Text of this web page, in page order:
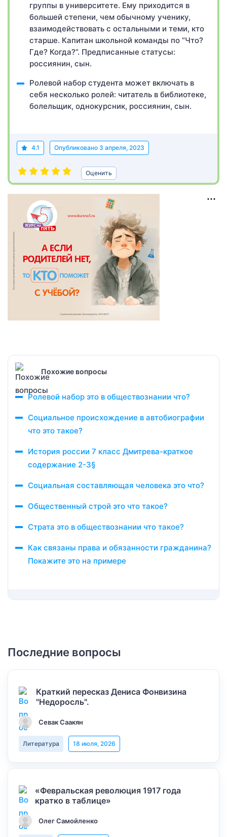
группы в университете. Ему приходится в
большей степени, чем обычному ученику,
взаимодействовать с остальными и теми, кто
старше. Капитан школьной команды по “Что?
Где? Когда?”. Предписанные статусы:
россиянин, сын.
Ролевой набор студента может включать в
себя несколько ролей: читатель в библиотеке,
болельщик, однокурсник, россиянин, сын.
4.1 Опубликовано 3 апреля, 2023
Оценить
Похожие вопросы
Ролевой набор это в обществознании что?
Социальное происхождение в автобиографии
что это такое?
История россии 7 класс Дмитрева-краткое
содержание 2-3§
Социальная составляющая человека это что?
Общественный строй это что такое?
Страта это в обществознании что такое?
Как связаны права и обязанности гражданина?
Покажите это на примере
Последние вопросы
Краткий пересказ Дениса Фонвизина
"Недоросль".
Севак Саакян
Литература 18 июля, 2026
«Февральская революция 1917 года
кратко в таблице»
Олег Самойленко